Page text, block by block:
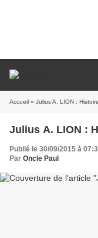
Accueil » Julius A. LION :
Julius A. LION :
Publié le 30/09/2015 à
Par Oncle Paul